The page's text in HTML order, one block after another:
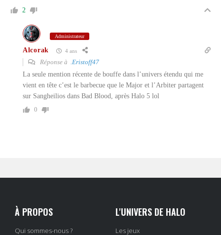
2
Administrateur
Alcorak 4 ans
Réponse à .Eristoff47
La seule mention récente de bouffe dans l’univers étendu qui me
vient en tête c’est le barbecue que le Major et l’Arbiter partagent
sur Sangheilios dans Bad Blood, après Halo 5 lol
0
À PROPOS
Qui sommes-nous ?
L'UNIVERS DE HALO
Les jeux